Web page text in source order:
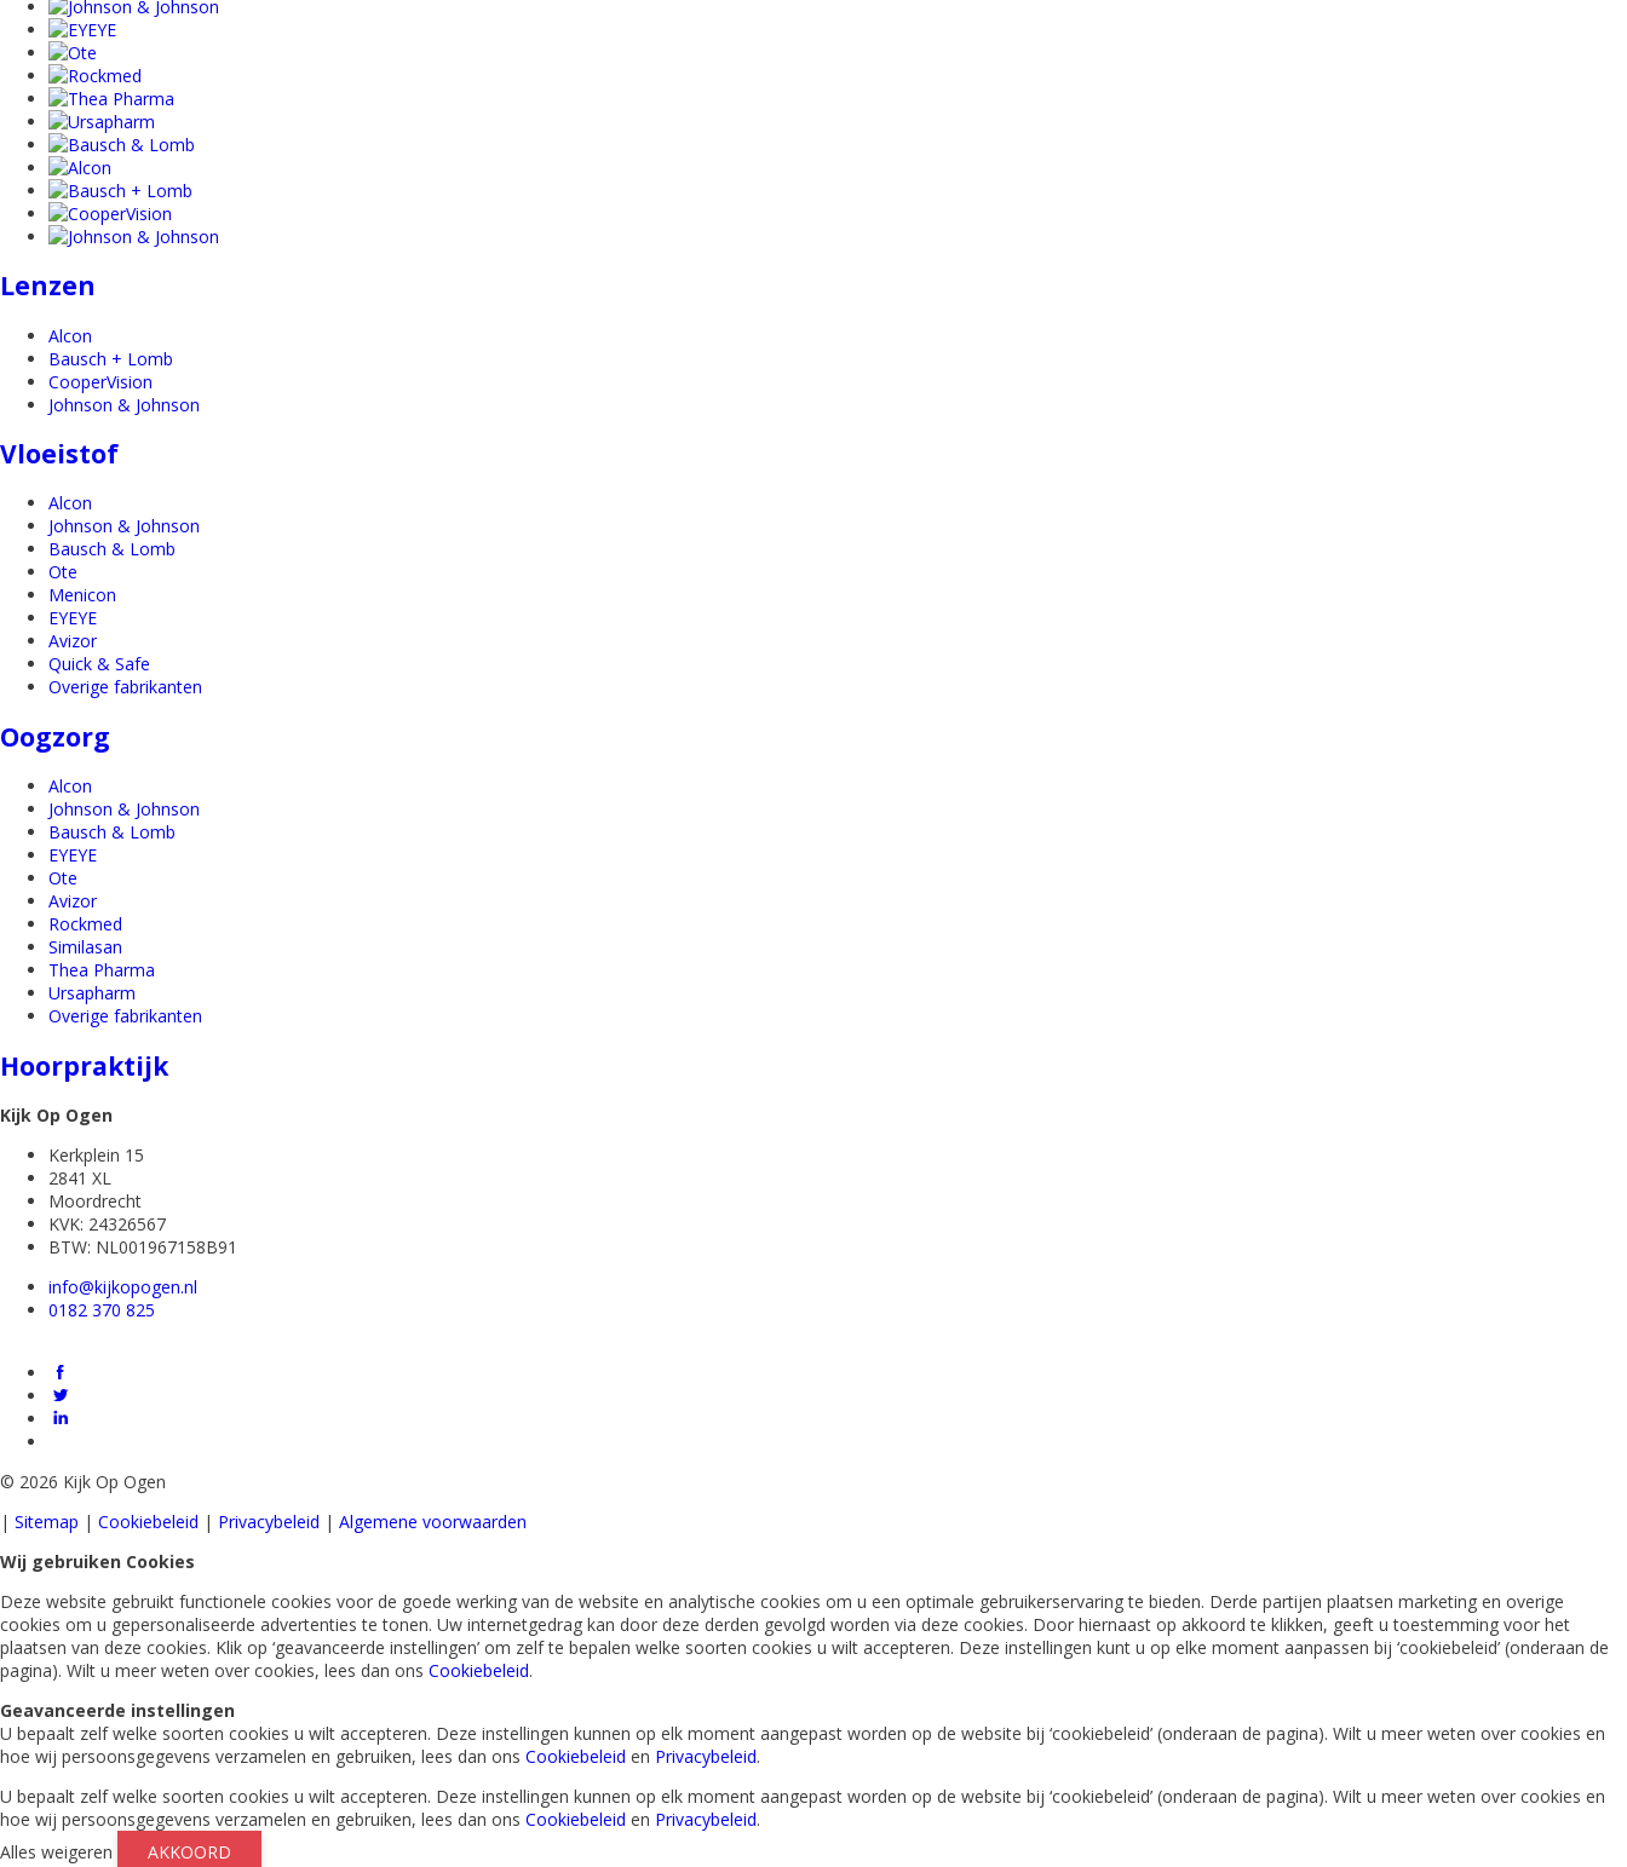
Lenzen
Alcon
Bausch + Lomb
CooperVision
Johnson & Johnson
Vloeistof
Alcon
Johnson & Johnson
Bausch & Lomb
Ote
Menicon
EYEYE
Avizor
Quick & Safe
Overige fabrikanten
Oogzorg
Alcon
Johnson & Johnson
Bausch & Lomb
EYEYE
Ote
Avizor
Rockmed
Similasan
Thea Pharma
Ursapharm
Overige fabrikanten
Hoorpraktijk
Kijk Op Ogen
Kerkplein 15
2841 XL
Moordrecht
KVK: 24326567
BTW: NL001967158B91
info@kijkopogen.nl
0182 370 825
© 2026 Kijk Op Ogen
| Sitemap | Cookiebeleid | Privacybeleid | Algemene voorwaarden
Wij gebruiken Cookies
Deze website gebruikt functionele cookies voor de goede werking van de website en analytische cookies om u een optimale gebruikerservaring te bieden. Derde partijen plaatsen marketing en overige
cookies om u gepersonaliseerde advertenties te tonen. Uw internetgedrag kan door deze derden gevolgd worden via deze cookies. Door hiernaast op akkoord te klikken, geeft u toestemming voor het
plaatsen van deze cookies. Klik op ‘geavanceerde instellingen’ om zelf te bepalen welke soorten cookies u wilt accepteren. Deze instellingen kunt u op elke moment aanpassen bij ‘cookiebeleid’ (onderaan de
pagina). Wilt u meer weten over cookies, lees dan ons Cookiebeleid.
Geavanceerde instellingen
U bepaalt zelf welke soorten cookies u wilt accepteren. Deze instellingen kunnen op elk moment aangepast worden op de website bij ‘cookiebeleid’ (onderaan de pagina). Wilt u meer weten over cookies en
hoe wij persoonsgegevens verzamelen en gebruiken, lees dan ons Cookiebeleid en Privacybeleid.
U bepaalt zelf welke soorten cookies u wilt accepteren. Deze instellingen kunnen op elk moment aangepast worden op de website bij ‘cookiebeleid’ (onderaan de pagina). Wilt u meer weten over cookies en
hoe wij persoonsgegevens verzamelen en gebruiken, lees dan ons Cookiebeleid en Privacybeleid.
Alles weigeren
AKKOORD